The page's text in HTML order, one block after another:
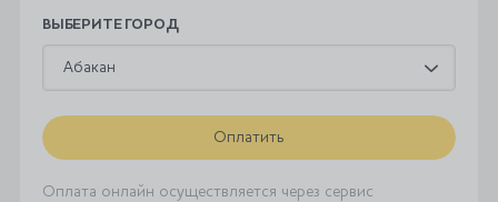
ВЫБЕРИТЕ ГОРОД
Абакан
Оплатить
Оплата онлайн осуществляется через сервис